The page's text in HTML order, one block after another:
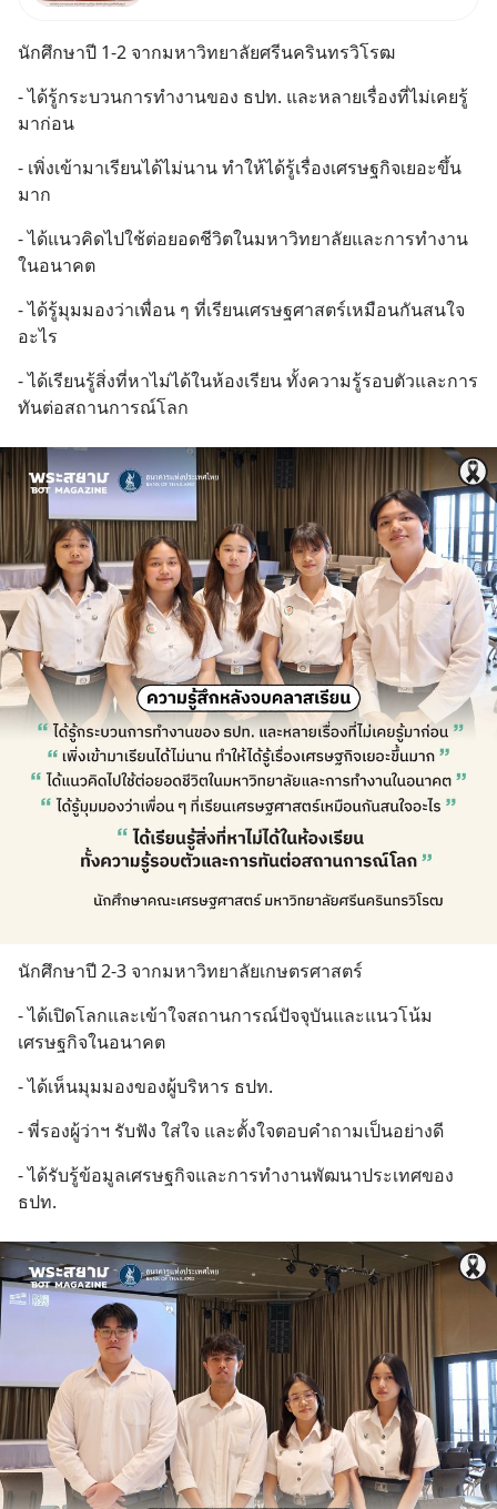
กฎหมายไทยไม่ได้กำหนดไว้แบบ
นั้น
นักศึกษาปี 1-2 จากมหาวิทยาลัยศรีนครินทรวิโรฒ
- ได้รู้กระบวนการทำงานของ ธปท. และหลายเรื่องที่ไม่เคยรู้
มาก่อน
- เพิ่งเข้ามาเรียนได้ไม่นาน ทำให้ได้รู้เรื่องเศรษฐกิจเยอะขึ้น
มาก
- ได้แนวคิดไปใช้ต่อยอดชีวิตในมหาวิทยาลัยและการทำงาน
ในอนาคต
- ได้รู้มุมมองว่าเพื่อน ๆ ที่เรียนเศรษฐศาสตร์เหมือนกันสนใจ
อะไร
- ได้เรียนรู้สิ่งที่หาไม่ได้ในห้องเรียน ทั้งความรู้รอบตัวและการ
ทันต่อสถานการณ์โลก
นักศึกษาปี 2-3 จากมหาวิทยาลัยเกษตรศาสตร์
- ได้เปิดโลกและเข้าใจสถานการณ์ปัจจุบันและแนวโน้ม
เศรษฐกิจในอนาคต
- ได้เห็นมุมมองของผู้บริหาร ธปท.
- พี่รองผู้ว่าฯ รับฟัง ใส่ใจ และตั้งใจตอบคำถามเป็นอย่างดี
- ได้รับรู้ข้อมูลเศรษฐกิจและการทำงานพัฒนาประเทศของ
ธปท.